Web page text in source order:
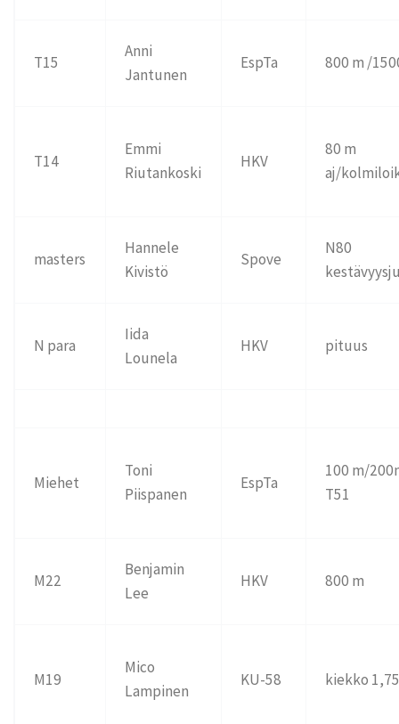
T15
Anni
Jantunen
EspTa 800 m /
T14
Emmi
Riutankoski
HKV
80 m
aj/
masters
Hannele
Kivistö
Spove
N80
N para
Iida
Lounela
HKV pituus
Miehet
Toni
Piispanen
EspTa
100 m/
T51
M22
Benjamin
Lee
HKV 800 m
M19
Mico
Lampinen
KU-58 kiekko